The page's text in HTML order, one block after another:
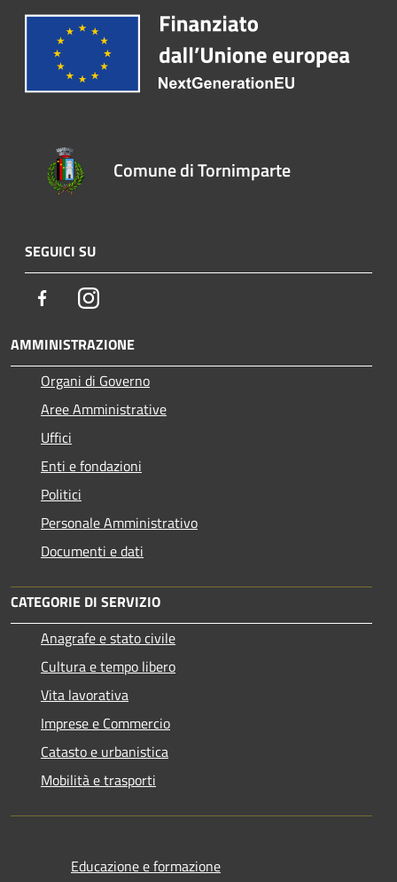
Comune di Tornimparte
SEGUICI SU
FacebookInstagram
AMMINISTRAZIONE
Organi di Governo
Aree Amministrative
Uffici
Enti e fondazioni
Politici
Personale Amministrativo
Documenti e dati
CATEGORIE DI SERVIZIO
Anagrafe e stato civile
Cultura e tempo libero
Vita lavorativa
Imprese e Commercio
Catasto e urbanistica
Mobilità e trasporti
Educazione e formazione